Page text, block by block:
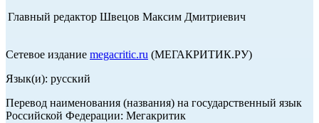
Главный редактор Швецов Максим Дмитриевич
Сетевое издание megacritic.ru (МЕГАКРИТИК.РУ)
Язык(и): русский
Перевод наименования (названия) на государственный язык
Российской Федерации: Мегакритик